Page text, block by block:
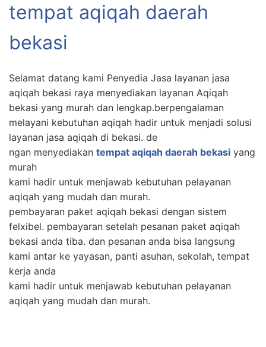
tempat aqiqah daerah
bekasi
Selamat datang kami Penyedia Jasa layanan jasa
aqiqah bekasi raya menyediakan layanan Aqiqah
bekasi yang murah dan lengkap.berpengalaman
melayani kebutuhan aqiqah hadir untuk menjadi solusi
layanan jasa aqiqah di bekasi. de
ngan menyediakan tempat aqiqah daerah bekasi yang
murah
kami hadir untuk menjawab kebutuhan pelayanan
aqiqah yang mudah dan murah.
pembayaran paket aqiqah bekasi dengan sistem
felxibel. pembayaran setelah pesanan paket aqiqah
bekasi anda tiba. dan pesanan anda bisa langsung
kami antar ke yayasan, panti asuhan, sekolah, tempat
kerja anda
kami hadir untuk menjawab kebutuhan pelayanan
aqiqah yang mudah dan murah.